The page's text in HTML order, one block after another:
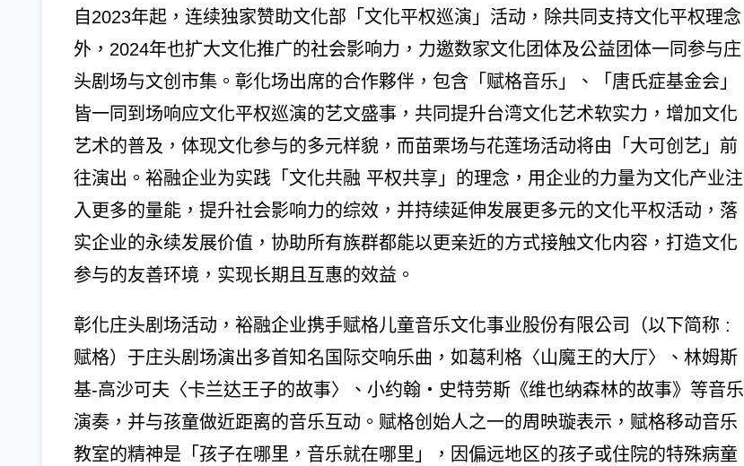
自2023年起，连续独家赞助文化部「文化平权巡演」活动，除共同支持文化平权理念
外，2024年也扩大文化推广的社会影响力，力邀数家文化团体及公益团体一同参与庄
头剧场与文创市集。彰化场出席的合作夥伴，包含「赋格音乐」、「唐氏症基金会」
皆一同到场响应文化平权巡演的艺文盛事，共同提升台湾文化艺术软实力，增加文化
艺术的普及，体现文化参与的多元样貌，而苗栗场与花莲场活动将由「大可创艺」前
往演出。裕融企业为实践「文化共融 平权共享」的理念，用企业的力量为文化产业注
入更多的量能，提升社会影响力的综效，并持续延伸发展更多元的文化平权活动，落
实企业的永续发展价值，协助所有族群都能以更亲近的方式接触文化内容，打造文化
参与的友善环境，实现长期且互惠的效益。
彰化庄头剧场活动，裕融企业携手赋格儿童音乐文化事业股份有限公司（以下简称 :
赋格）于庄头剧场演出多首知名国际交响乐曲，如葛利格〈山魔王的大厅〉、林姆斯
基-高沙可夫〈卡兰达王子的故事〉、小约翰・史特劳斯《维也纳森林的故事》等音乐
演奏，并与孩童做近距离的音乐互动。赋格创始人之一的周映璇表示，赋格移动音乐
教室的精神是「孩子在哪里，音乐就在哪里」，因偏远地区的孩子或住院的特殊病童